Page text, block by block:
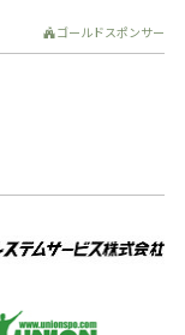
ゴールドスポンサー